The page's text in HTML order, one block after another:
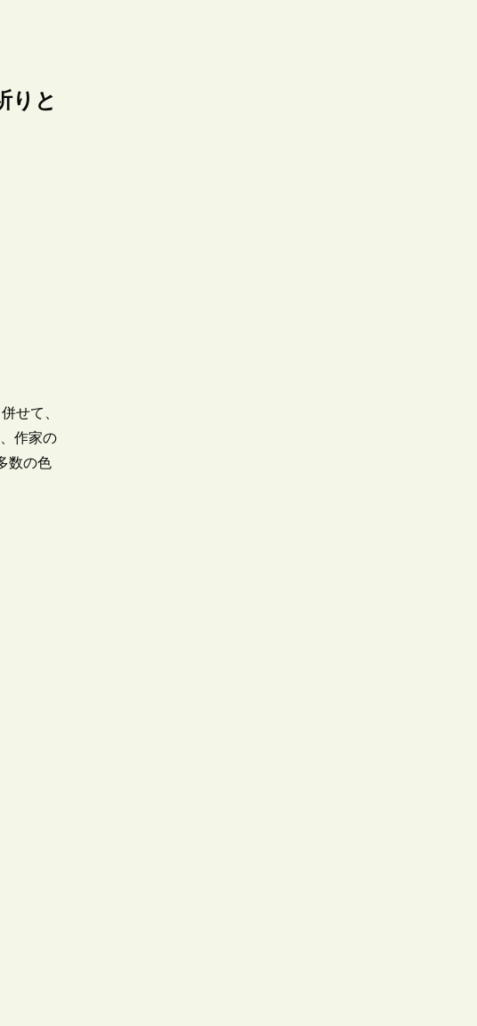
りと
せて、
作家の
数の色